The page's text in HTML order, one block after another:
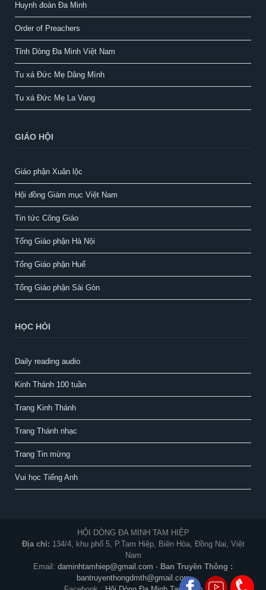
Huynh đoàn Đa Minh
Order of Preachers
Tỉnh Dòng Đa Minh Việt Nam
Tu xá Đức Mẹ Dâng Mình
Tu xá Đức Mẹ La Vang
GIÁO HỘI
Giáo phận Xuân lộc
Hội đồng Giám mục Việt Nam
Tin tức Công Giáo
Tổng Giáo phận Hà Nội
Tổng Giáo phận Huế
Tổng Giáo phận Sài Gòn
HỌC HỎI
Daily reading audio
Kinh Thánh 100 tuần
Trang Kinh Thánh
Trang Thánh nhạc
Trang Tin mừng
Vui học Tiếng Anh
HỘI DÒNG ĐA MINH TAM HIỆP
Địa chỉ: 134/4, khu phố 5, P.Tam Hiệp, Biên Hòa, Đồng Nai, Việt
Nam
Email: daminhtamhiep@gmail.com - Ban Truyền Thông :
bantruyenthongdmth@gmail.com